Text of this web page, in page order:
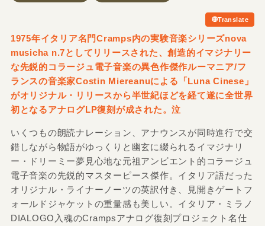
Translate
1975年イタリア名門Cramps内の実験音楽シリーズnova
musicha n.7としてリリースされた、創造的イマジナリー
な先鋭的コラージュ電子音楽の異色作傑作ルーマニア/フ
ランスの音楽家Costin Miereanuによる「Luna Cinese」
がオリジナル・リリースから半世紀ほどを経て遂に全世界
初となるアナログLP復刻が成された。泣
いくつもの朗読ナレーション、アナウンスが同時進行で交
錯しながら物語がゆっくりと幽玄に綴られるイマジナリ
ー・ドリーミー夢見心地な元祖アンビエント的コラージュ
電子音楽の先鋭的マスターピース傑作。イタリア語だった
オリジナル・ライナーノーツの英訳付き、見開きゲートフ
ォールドジャケットの重量感も美しい。イタリア・ミラノ
DIALOGO入魂のCrampsアナログ復刻プロジェクト名仕